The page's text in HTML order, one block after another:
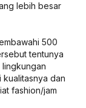
lebih besar
500
tentunya
kualitasnya dan
fashion/jam